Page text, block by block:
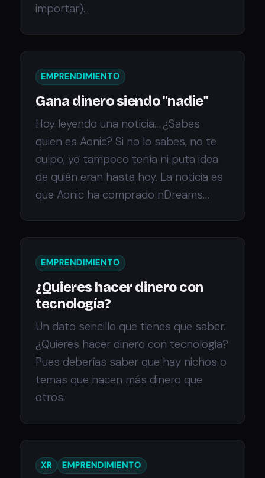
importar)...
EMPRENDIMIENTO
Gana dinero siendo "nadie"
Hoy leyendo una noticia... ¿Sabes
quien es Aonic? Si no lo sabes, no te
culpo, yo tampoco tenía ni puta idea
de quién eran hasta hoy. La noticia es
que Aonic ha comprado nDreams…
EMPRENDIMIENTO
¿Quieres hacer dinero con
tecnología?
Un dato sencillo que tienes que saber.
¿Quieres hacer dinero con tecnología?
Pues deberías saber que hay nichos o
temas que hacen más dinero que
otros.
XR EMPRENDIMIENTO